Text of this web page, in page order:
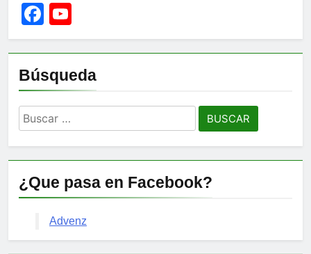
Facebook
Channel
Búsqueda
Buscar:
¿Que pasa en Facebook?
Advenz